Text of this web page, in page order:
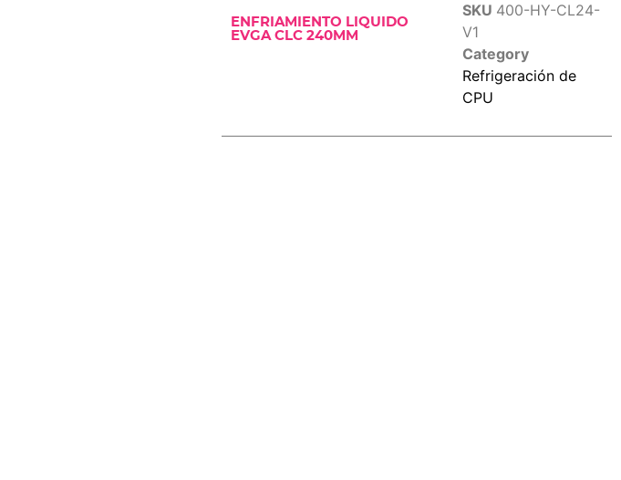
ENFRIAMIENTO LIQUIDO
EVGA CLC 240MM
SKU 400-HY-CL24-
V1
Category
Refrigeración de
CPU